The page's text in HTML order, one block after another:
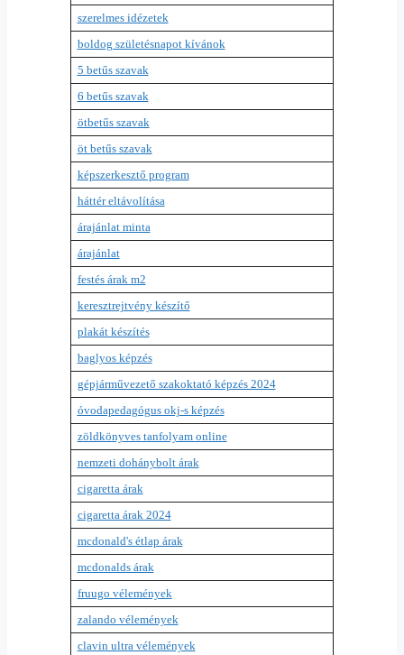
szerelmes idézetek
boldog születésnapot kívánok
5 betűs szavak
6 betűs szavak
ötbetűs szavak
öt betűs szavak
képszerkesztő program
háttér eltávolítása
árajánlat minta
árajánlat
festés árak m2
keresztrejtvény készítő
plakát készítés
baglyos képzés
gépjárművezető szakoktató képzés 2024
óvodapedagógus okj-s képzés
zöldkönyves tanfolyam online
nemzeti dohánybolt árak
cigaretta árak
cigaretta árak 2024
mcdonald's étlap árak
mcdonalds árak
fruugo vélemények
zalando vélemények
clavin ultra vélemények